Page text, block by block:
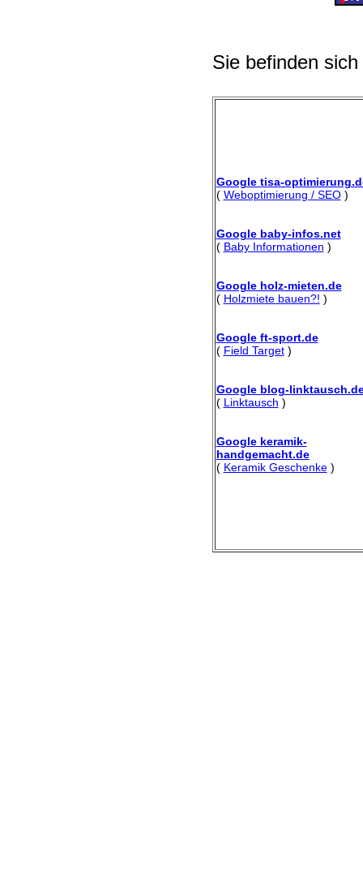
Sie befinden
Google tisa-
( Weboptimierung / SEO)
Google baby-infos.net
( Baby Informationen )
Google holz-mieten.de
( Holzmiete bauen?! )
Google ft-sport.de
( Field Target)
Google blog-
( Linktausch )
Google keramik-
handgemacht.de
( Keramik Geschenke)